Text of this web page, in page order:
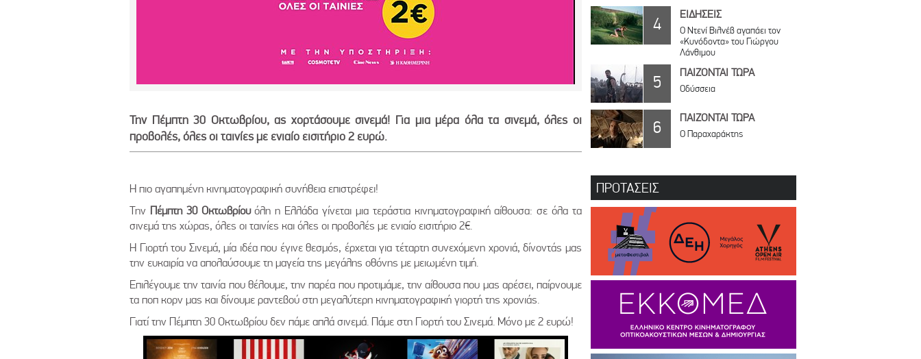
Την Πέμπτη 30 Οκτωβρίου, ας χορτάσουμε σινεμά! Για μια μέρα όλα τα σινεμά, όλες οι
προβολές, όλες οι ταινίες με ενιαίο εισιτήριο 2 ευρώ.
Η πιο αγαπημένη κινηματογραφική συνήθεια επιστρέφει!
Την Πέμπτη 30 Οκτωβρίουόλη η Ελλάδα γίνεται μια τεράστια κινηματογραφική αίθουσα: σε όλα τα
σινεμά της χώρας, όλες οι ταινίες και όλες οι προβολές με ενιαίο εισιτήριο 2€.
Η Γιορτή του Σινεμά, μία ιδέα που έγινε θεσμός, έρχεται για τέταρτη συνεχόμενη χρονιά, δίνοντάς μας
την ευκαιρία να απολαύσουμε τη μαγεία της μεγάλης οθόνης με μειωμένη τιμή.
Επιλέγουμε την ταινία που θέλουμε, την παρέα που προτιμάμε, την αίθουσα που μας αρέσει, παίρνουμε
τα ποπ κορν μας και δίνουμε ραντεβού στη μεγαλύτερη κινηματογραφική γιορτή της χρονιάς.
Γιατί την Πέμπτη 30 Οκτωβρίου δεν πάμε απλά σινεμά. Πάμε στη Γιορτή του Σινεμά. Μόνο με 2 ευρώ!
4 ΕΙΔΗΣΕΙΣ
Ο Ντενί Βιλνέβ αγαπάει τον
«Κυνόδοντα» του Γιώργου
Λάνθιμου
5 ΠΑΙΖΟΝΤΑΙ ΤΩΡΑ
Οδύσσεια
6 ΠΑΙΖΟΝΤΑΙ ΤΩΡΑ
Ο Παραχαράκτης
ΠΡΟΤΑΣΕΙΣ